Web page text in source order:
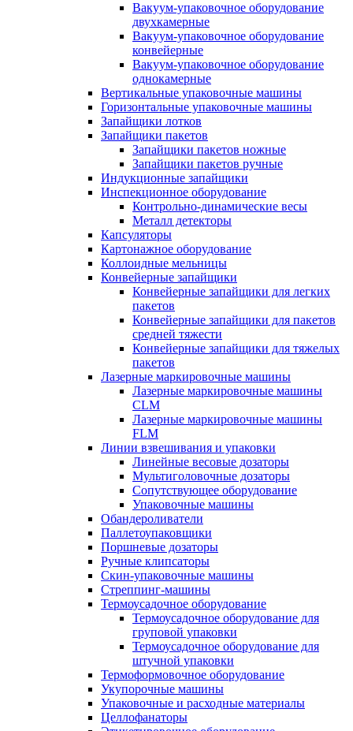
Вакуум-упаковочное оборудование
двухкамерные
Вакуум-упаковочное оборудование
конвейерные
Вакуум-упаковочное оборудование
однокамерные
Вертикальные упаковочные машины
Горизонтальные упаковочные машины
Запайщики лотков
Запайщики пакетов
Запайщики пакетов ножные
Запайщики пакетов ручные
Индукционные запайщики
Инспекционное оборудование
Контрольно-динамические весы
Металл детекторы
Капсуляторы
Картонажное оборудование
Коллоидные мельницы
Конвейерные запайщики
Конвейерные запайщики для легких
пакетов
Конвейерные запайщики для пакетов
средней тяжести
Конвейерные запайщики для тяжелых
пакетов
Лазерные маркировочные машины
Лазерные маркировочные машины
CLM
Лазерные маркировочные машины
FLM
Линии взвешивания и упаковки
Линейные весовые дозаторы
Мультиголовочные дозаторы
Сопутствующее оборудование
Упаковочные машины
Обандероливатели
Паллетоупаковщики
Поршневые дозаторы
Ручные клипсаторы
Скин-упаковочные машины
Стреппинг-машины
Термоусадочное оборудование
Термоусадочное оборудование для
груповой упаковки
Термоусадочное оборудование для
штучной упаковки
Термоформовочное оборудование
Укупорочные машины
Упаковочные и расходные материалы
Целлофанаторы